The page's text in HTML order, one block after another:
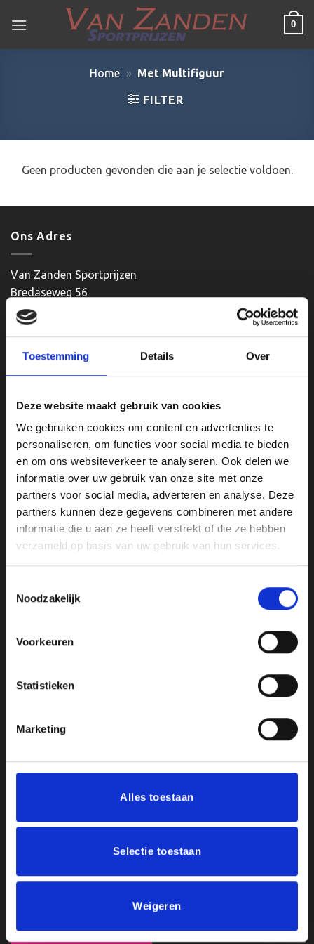
Toestemming Details Over
Deze website maakt gebruik van cookies
We gebruiken cookies om content en advertenties te
personaliseren, om functies voor social media te bieden
en om ons websiteverkeer te analyseren. Ook delen we
informatie over uw gebruik van onze site met onze
partners voor social media, adverteren en analyse. Deze
partners kunnen deze gegevens combineren met andere
informatie die u aan ze heeft verstrekt of die ze hebben
verzameld op basis van uw gebruik van hun services.
Noodzakelijk
Voorkeuren
Statistieken
Marketing
Alles toestaan
Selectie toestaan
Weigeren
naar
0
Home » Met Multifiguur
FILTER
Geen producten gevonden die aan je selectie voldoen.
Ons Adres
Van Zanden Sportprijzen
Bredaseweg 56
4901KM Oosterhout
kvk: 92898432
Openingstijden:
Maandag, Dinsdag, Donderdag, Vrijdag: 12:00 – 17:00
Zaterdag: Op Afspraak
Klantenservice
Mijn account
Winkelwagen
Betaalmethodes
Veelgestelde Vragen
Levertijd & Verzendmethodes
Algemene Voorwaarden